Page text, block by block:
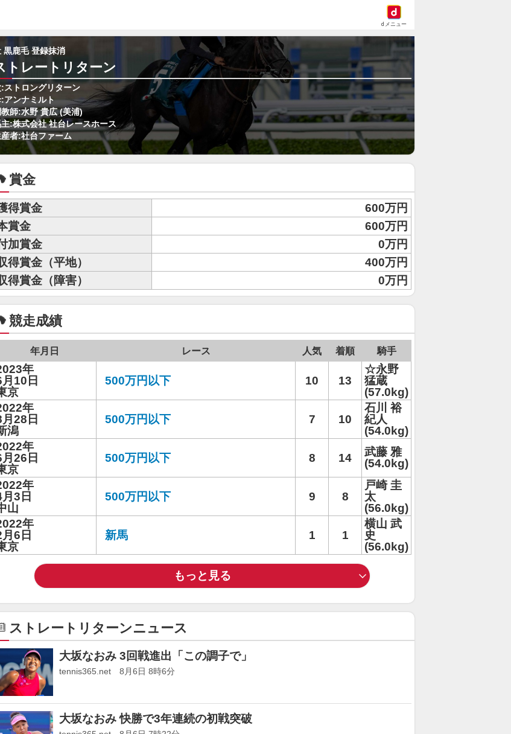
dメニュー
黒鹿毛 登録抹消
トレートリターン
ストロングリターン
アンナミルト
師:水野 貴広 (美浦)
:株式会社 社台レースホース
者:社台ファーム
賞金
得賞金
600万円
賞金
600万円
加賞金
0万円
得賞金（平地）
400万円
得賞金（障害）
0万円
競走成績
年月日 レース 人気 着順 騎手
年
10日
京
500万円以下 10 13
☆永野
猛蔵
(57.0kg)
年
28日
潟
500万円以下 7 10
石川 裕
紀人
(54.0kg)
年
26日
京
500万円以下 8 14
武藤 雅
(54.0kg)
年
3日
山
500万円以下 9 8
戸崎 圭
太
(56.0kg)
年
6日
京
新馬 1 1
横山 武
史
(56.0kg)
もっと見る
ストレートリターンニュース
大坂なおみ 3回戦進出「この調子で」
tennis365.net 8月6日 8時6分
大坂なおみ 快勝で3年連続の初戦突破